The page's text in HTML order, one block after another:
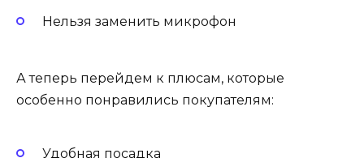
Нельзя заменить микрофон
А теперь перейдем к плюсам, которые
особенно понравились покупателям:
Удобная посадка